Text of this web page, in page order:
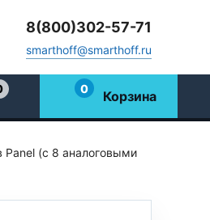
8(800)302-57-71
smarthoff@smarthoff.ru
0 Корзина
Panel (с 8 аналоговыми